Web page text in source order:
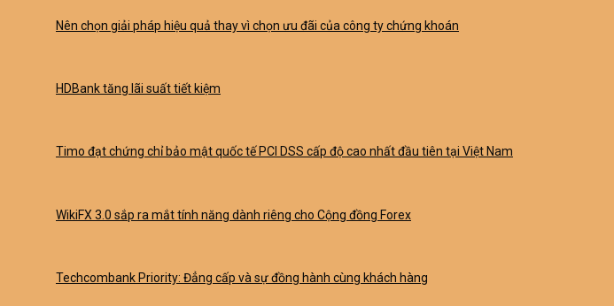
Nên chọn giải pháp hiệu quả thay vì chọn ưu đãi của công ty chứng khoán
HDBank tăng lãi suất tiết kiệm
Timo đạt chứng chỉ bảo mật quốc tế PCI DSS cấp độ cao nhất đầu tiên tại Việt Nam
WikiFX 3.0 sắp ra mắt tính năng dành riêng cho Cộng đồng Forex
Techcombank Priority: Đẳng cấp và sự đồng hành cùng khách hàng